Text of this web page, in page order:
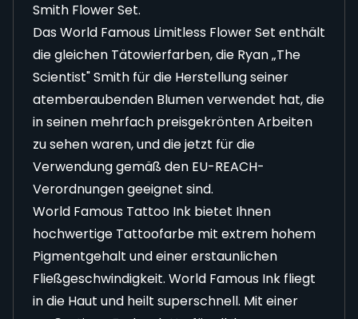
Smith Flower Set.
Das World Famous Limitless Flower Set enthält
die gleichen Tätowierfarben, die Ryan „The
Scientist" Smith für die Herstellung seiner
atemberaubenden Blumen verwendet hat, die
in seinen mehrfach preisgekrönten Arbeiten
zu sehen waren, und die jetzt für die
Verwendung gemäß den EU-REACH-
Verordnungen geeignet sind.
World Famous Tattoo Ink bietet Ihnen
hochwertige Tattoofarbe mit extrem hohem
Pigmentgehalt und einer erstaunlichen
Fließgeschwindigkeit. World Famous Ink fliegt
in die Haut und heilt superschnell. Mit einer